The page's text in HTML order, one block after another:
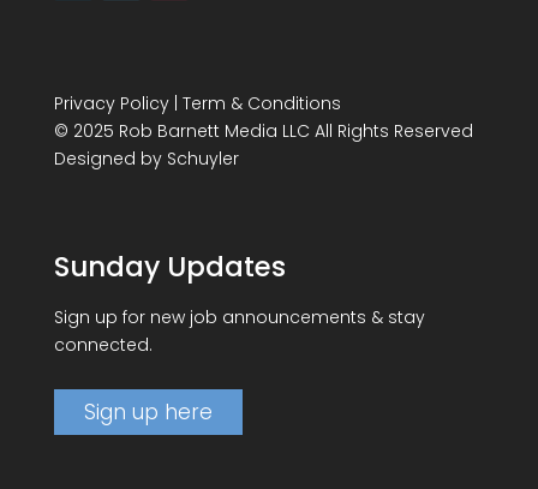
Privacy Policy| Term & Conditions
© 2025 Rob Barnett Media LLC All Rights Reserved
Designed by Schuyler
Sunday Updates
Sign up for new job announcements & stay
connected.
Sign up here